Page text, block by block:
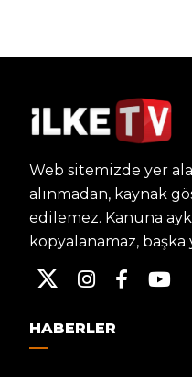
Web sitemizde yer
alınmadan, kaynak
edilemez. Kanuna
kopyalanamaz, başka
HABERLER